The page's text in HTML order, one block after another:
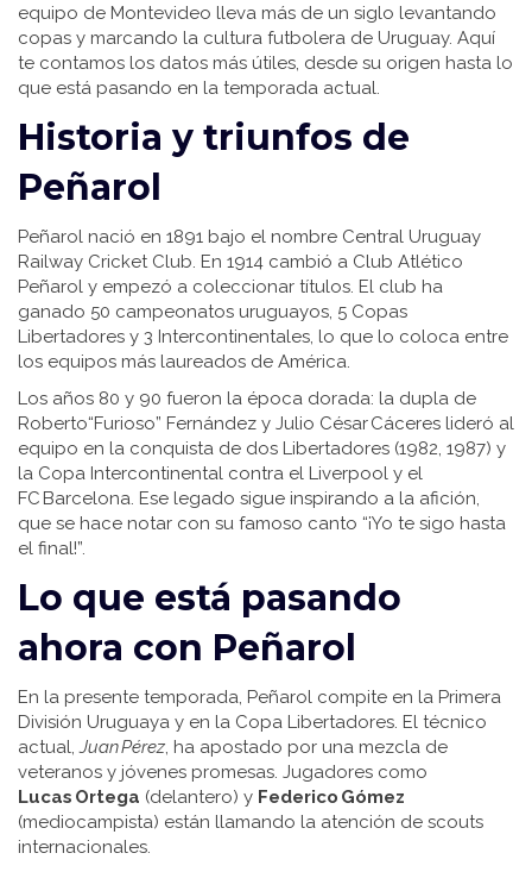
equipo de Montevideo lleva más de un siglo levantando
copas y marcando la cultura futbolera de Uruguay. Aquí
te contamos los datos más útiles, desde su origen hasta lo
que está pasando en la temporada actual.
Historia y triunfos de
Peñarol
Peñarol nació en 1891 bajo el nombre Central Uruguay
Railway Cricket Club. En 1914 cambió a Club Atlético
Peñarol y empezó a coleccionar títulos. El club ha
ganado 50 campeonatos uruguayos, 5 Copas
Libertadores y 3 Intercontinentales, lo que lo coloca entre
los equipos más laureados de América.
Los años 80 y 90 fueron la época dorada: la dupla de
Roberto“Furioso” Fernández y Julio César Cáceres lideró al
equipo en la conquista de dos Libertadores (1982, 1987) y
la Copa Intercontinental contra el Liverpool y el
FC Barcelona. Ese legado sigue inspirando a la afición,
que se hace notar con su famoso canto “¡Yo te sigo hasta
el final!”.
Lo que está pasando
ahora con Peñarol
En la presente temporada, Peñarol compite en la Primera
División Uruguaya y en la Copa Libertadores. El técnico
actual,Juan Pérez, ha apostado por una mezcla de
veteranos y jóvenes promesas. Jugadores como
Lucas Ortega (delantero) y Federico Gómez
(mediocampista) están llamando la atención de scouts
internacionales.